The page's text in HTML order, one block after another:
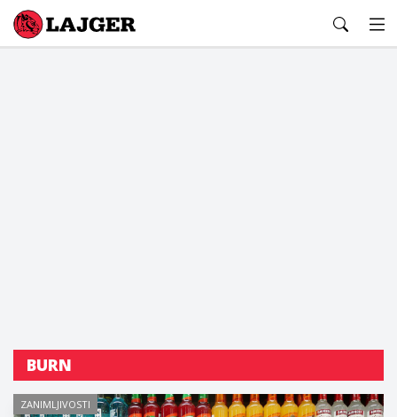
Lajger
BURN
ZANIMLJIVOSTI